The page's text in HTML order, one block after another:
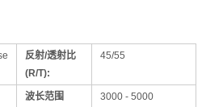
反射/透射比
(R/T):
45/55
波长范围
3000 - 5000